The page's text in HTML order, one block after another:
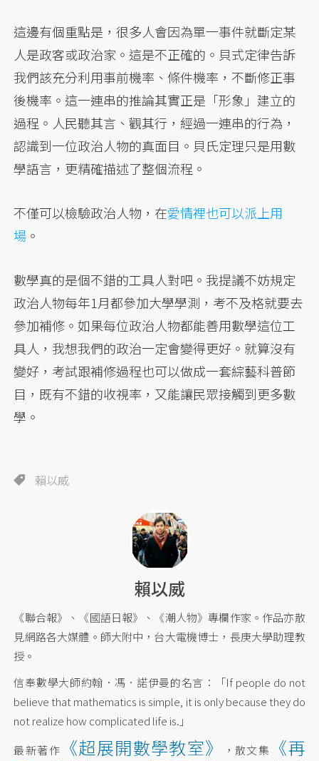
這邊有個重點是，很多人會因為單一事件就斷定某
人是政客或政治家。這是不正確的。貝式定律告訴
我們該充分利用事前機率、條件機率，不斷修正事
後機率。這一連串的推論其實正是「形象」建立的
過程。人民聽其言、觀其行，經過一連串的行為，
認識到一位政治人物的真面目。貝氏定理只是用數
學語言，更精確描述了整個流程。
不僅可以檢驗政治人物，在愛情裡也可以派上用
場 。
數學真的是個不錯的工具人對吧。我提議不妨規定
政治人物每年1月都參加大學學測，考不及格就要去
參加補修。如果每位政治人物都能善用數學這位工
具人，我想我們的政治一定會變得更好。就算沒有
變好，考試跟補修過程也可以做成一套綜藝科普節
目，既有不錯的收視率，又能讓民眾接觸到更多數
學。
賴以威
賴以威
《聯合報》、《國語日報》、《潮人物》專欄作家。作品亦散
見網路各大媒體。師大附中，台大電機博士，長庚大學助理教
授。
信奉數學大師約翰．馮．諾伊曼的名言：「If people do not
believe that mathematics is simple, it is only because they do
not realize how complicated life is.」
最新著作
《超展開數學教室》 ，散文集
《再